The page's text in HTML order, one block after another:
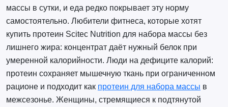
массы в сутки, и еда редко покрывает эту норму
самостоятельно. Любители фитнеса, которые хотят
купить протеин Scitec Nutrition для набора массы без
лишнего жира: концентрат даёт нужный белок при
умеренной калорийности. Люди на дефиците калорий:
протеин сохраняет мышечную ткань при ограниченном
рационе и подходит как протеин для набора массы в
межсезонье. Женщины, стремящиеся к подтянутой